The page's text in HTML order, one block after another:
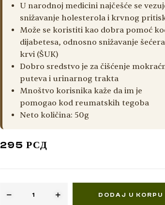
U narodnoj medicini najčešće se
snižavanje holesterola i krvnog
Može se koristiti kao dobra pomoć
dijabetesa, odnosno snižavanje
krvi (ŠUK)
Dobro sredstvo je za čišćenje
puteva i urinarnog trakta
Mnoštvo korisnika kaže da im je
pomogao kod reumatskih tegoba
Neto količina: 50g
295РСД
DODAJ U KORPU